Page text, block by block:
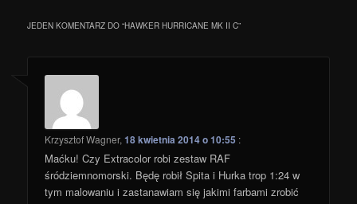
JEDEN KOMENTARZ DO “HAWKER HURRICANE MK II C”
Krzysztof Wagner,18 kwietnia 2014 o 10:55 :
Maćku! Czy Extracolor robi zestaw RAF
śródziemnomorski. Będę robił Spita i Hurka trop 1:24 w
tym malowaniu i zastanawiam się jakimi farbami zrobić